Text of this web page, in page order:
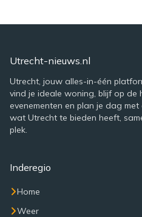
Utrecht-nieuws.nl
Utrecht, jouw alles-in-één
vind je ideale woning, blijf op de
evenementen en plan je dag
wat Utrecht te bieden heeft,
plek.
Inderegio
Home
Weer